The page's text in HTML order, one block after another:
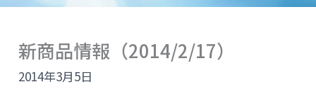
新商品情報（2014/2/17）
2014年3月5日